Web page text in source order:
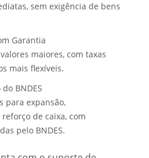
sem exigência de bens
Garantia
maiores, com taxas
mais flexíveis.
BNDES
para expansão,
de caixa, com
pelo BNDES.